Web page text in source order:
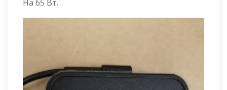
На 65 Вт.